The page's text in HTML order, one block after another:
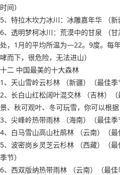
时间）
5、特拉木坎力冰川：冰雕嘉年华 （新
6、透明梦柯冰川：荒漠中的甘泉 （
处，1月的平均所温为―22。9度。每
哮而下，很危险，无法进山）
十二 中国最美的十大森林
1、天山雪岭云杉林 （新疆）（最佳季
2、长白山红松阔叶混交林 （吉林）
景、秋可观叶、冬可玩雪，你可以根据
3、尖峰岭热带雨林 （海南）（最佳季
4、白马雪山高山杜鹃林 （云南）（最
5、波密岗乡灵芝云杉林 （西藏）（
季节）
6、西双版纳热带雨林 （云南）（最